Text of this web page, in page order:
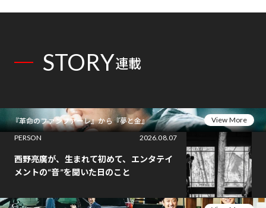
STORY連載
『革命のファンファーレ』から『夢と金』
View More
PERSON
2026.08.07
西野亮廣が、生まれて初めて、エンタテイ
メントの“音”を聞いた日のこと